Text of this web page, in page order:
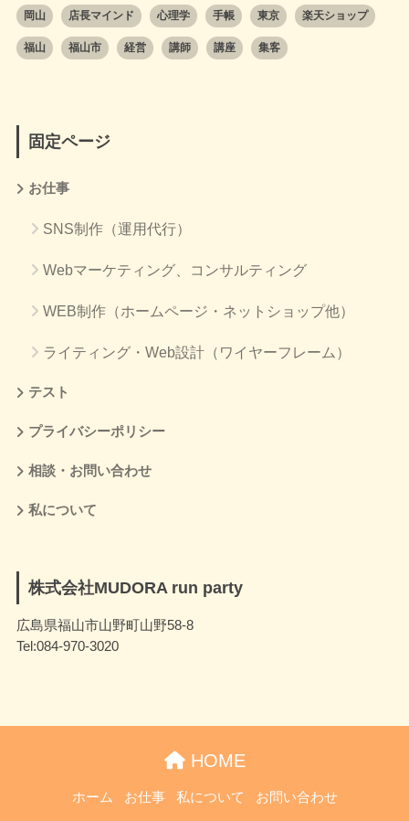
岡山 店長マインド 心理学 手帳 東京 楽天ショップ
福山 福山市 経営 講師 講座 集客
固定ページ
お仕事
SNS制作（運用代行）
Webマーケティング、コンサルティング
WEB制作（ホームページ・ネットショップ他）
ライティング・Web設計（ワイヤーフレーム）
テスト
プライバシーポリシー
相談・お問い合わせ
私について
株式会社MUDORA run party
広島県福山市山野町山野58-8
Tel:084-970-3020
HOME
ホーム お仕事 私について お問い合わせ